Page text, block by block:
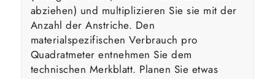
abziehen) und multiplizieren Sie sie mit der
Anzahl der Anstriche. Den
materialspezifischen Verbrauch pro
Quadratmeter entnehmen Sie dem
technischen Merkblatt. Planen Sie etwas